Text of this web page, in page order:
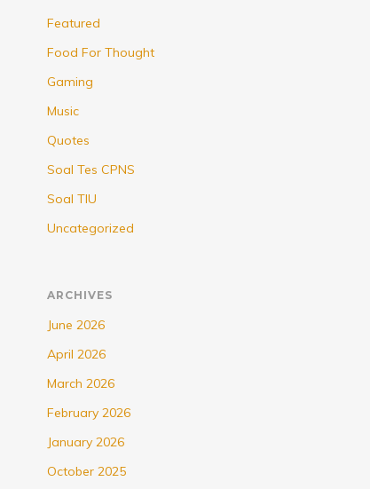
Featured
Food For Thought
Gaming
Music
Quotes
Soal Tes CPNS
Soal TIU
Uncategorized
ARCHIVES
June 2026
April 2026
March 2026
February 2026
January 2026
October 2025